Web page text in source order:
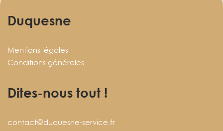
Duquesne
Mentions légales
Conditions générales
Dites-nous tout !
contact@duquesne-service.fr